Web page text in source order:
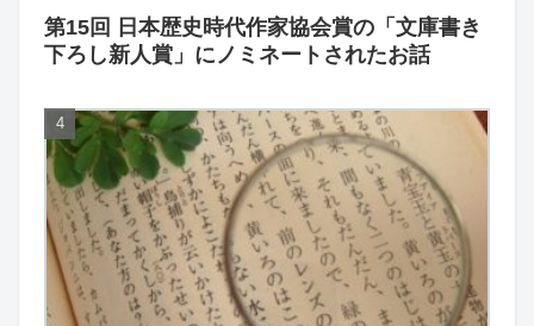
第15回 日本歴史時代作家協会賞の「文庫書き
下ろし新人賞」にノミネートされたお話